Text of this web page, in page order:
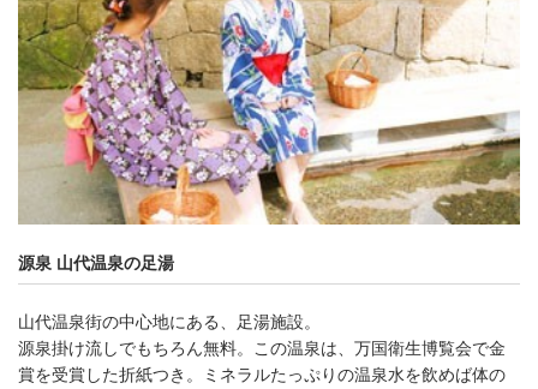
源泉 山代温泉の足湯
山代温泉街の中心地にある、足湯施設。
源泉掛け流しでもちろん無料。この温泉は、万国衛生博覧会で金
賞を受賞した折紙つき。ミネラルたっぷりの温泉水を飲めば体の